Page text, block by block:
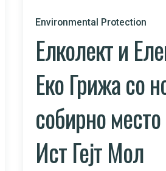
Environmental Protection
Елколект и
Еко Грижа со
собирно
Ист Гејт Мол